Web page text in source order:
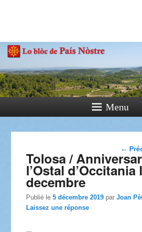
Menu
←
Tolosa /
l’Ostal d’Occitania
decembre
Publié le5 décembre 2019 parJoan
Laissez une réponse